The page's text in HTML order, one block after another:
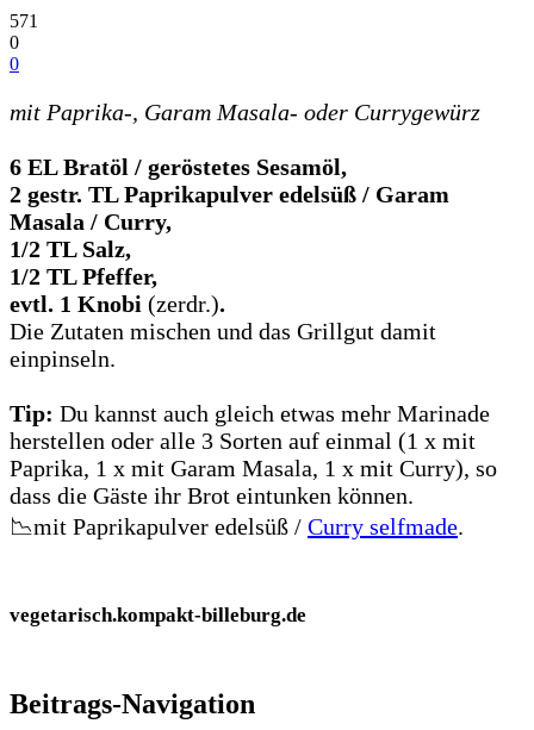
571
0
0
mit Paprika-, Garam Masala- oder Currygewürz
6 EL Bratöl / geröstetes Sesamöl,
2 gestr. TL Paprikapulver edelsüß / Garam
Masala / Curry,
1/2 TL Salz,
1/2 TL Pfeffer,
evtl. 1 Knobi (zerdr.).
Die Zutaten mischen und das Grillgut damit
einpinseln.
Tip: Du kannst auch gleich etwas mehr Marinade
herstellen oder alle 3 Sorten auf einmal (1 x mit
Paprika, 1 x mit Garam Masala, 1 x mit Curry), so
dass die Gäste ihr Brot eintunken können.
📉mit Paprikapulver edelsüß / Curry selfmade.
vegetarisch.kompakt-billeburg.de
Beitrags-Navigation